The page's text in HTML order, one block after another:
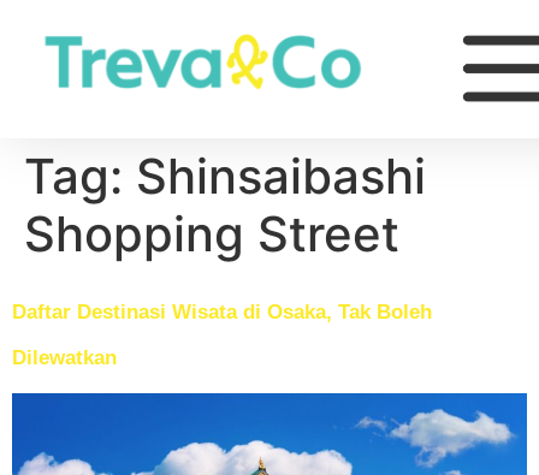
Tag: Shinsaibashi
Shopping Street
Daftar Destinasi Wisata di Osaka, Tak Boleh
Dilewatkan